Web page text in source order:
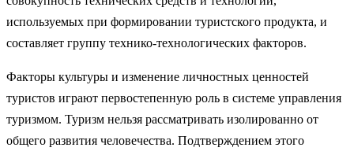
используемых при формировании туристского продукта, и
составляет группу технико-технологических факторов.
Факторы культуры и изменение личностных ценностей
туристов играют первостепенную роль в системе управления
туризмом. Туризм нельзя рассматривать изолированно от
общего развития человечества. Подтверждением этого